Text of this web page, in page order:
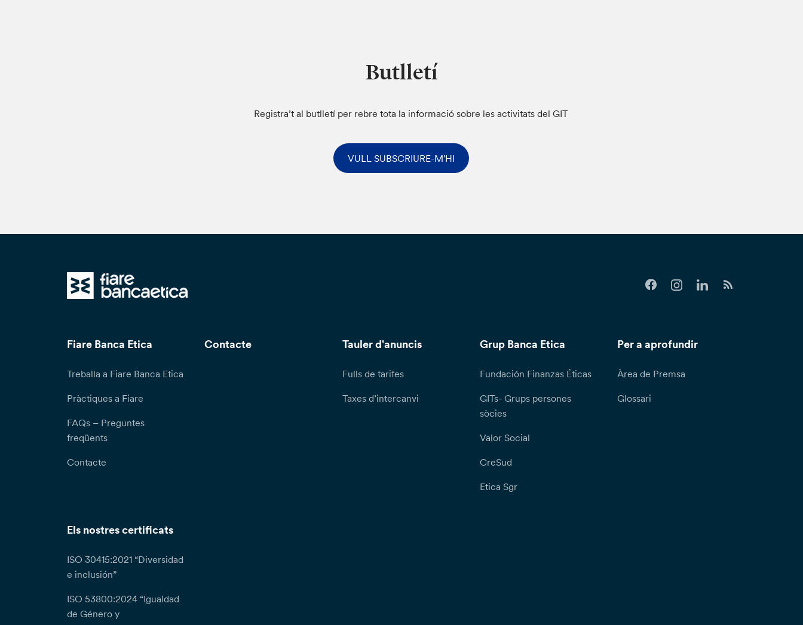
Butlletí
Registra’t al butlletí per rebre tota la informació sobre les activitats del GIT
VULL SUBSCRIURE-M'HI
Fiare Banca Etica
Treballa a Fiare Banca Etica
Pràctiques a Fiare
FAQs – Preguntes
freqüents
Contacte
Contacte Tauler d'anuncis
Fulls de tarifes
Taxes d’intercanvi
Grup Banca Etica
Fundación Finanzas Éticas
GITs- Grups persones
sòcies
Valor Social
CreSud
Etica Sgr
Per a aprofundir
Àrea de Premsa
Glossari
Els nostres certificats
ISO 30415:2021 “Diversidad
e inclusión”
ISO 53800:2024 “Igualdad
de Género y